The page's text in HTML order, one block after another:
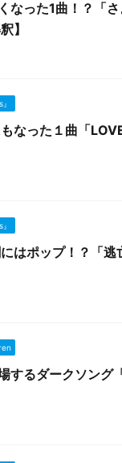
なった1曲！？「
】
なった１曲「
はポップ！？「
するダークソング